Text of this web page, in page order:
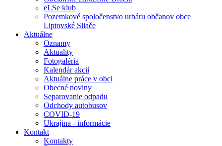
eLSe klub
Pozemkové spoločenstvo urbáru občanov obce
Liptovské Sliače
Aktuálne
Oznamy
Aktuality
Fotogaléria
Kalendár akcií
Aktuálne práce v obci
Obecné noviny
Separovanie odpadu
Odchody autobusov
COVID-19
Ukrajina - informácie
Kontakt
Kontakty